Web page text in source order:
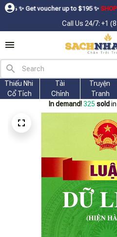
up to $195ㅤ ✨ㅤSHOP NOW ⬇
Call Us 24/7: +1
Thiếu Nhi
Cổ Tích
Tài
Chính
Truyện
Tranh
In demand! 327 sold